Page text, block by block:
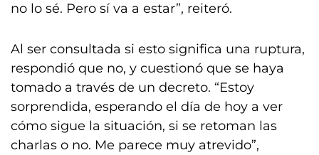
no lo sé. Pero sí va a estar”, reiteró.
Al ser consultada si esto significa una ruptura,
respondió que no, y cuestionó que se haya
tomado a través de un decreto. “Estoy
sorprendida, esperando el día de hoy a ver
cómo sigue la situación, si se retoman las
charlas o no. Me parece muy atrevido”,